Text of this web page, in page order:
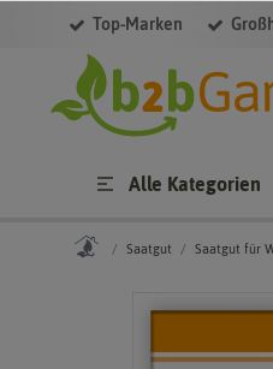
Top-Marken
Alle Kategorien
Saatgut Saatgut für